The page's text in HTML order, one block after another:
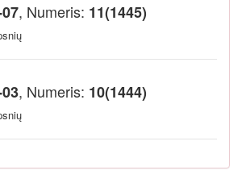
, Numeris: 11(1445)
, Numeris: 10(1444)